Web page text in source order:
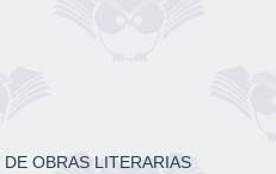
OBRAS LITERARIAS